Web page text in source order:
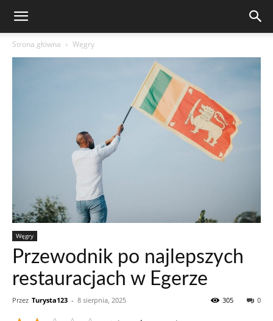
Strona główna Węgry
Węgry
Przewodnik po najlepszych
restauracjach w Egerze
Przez Turysta123 - 8 sierpnia, 2025 0
305